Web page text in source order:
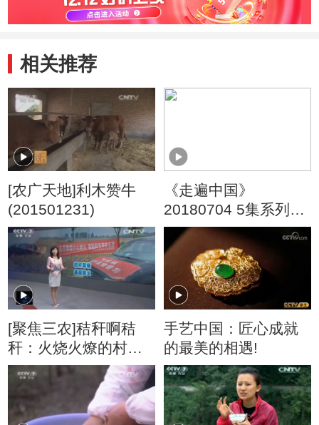
相关推荐
[农广天地]利木赞牛
(201501231)
《走遍中国》
20180704 5集系列片
《大国基业——中国
之盾》（3）铸盾为矛
[聚焦三农]秸秆啊秸
秆：火烧火燎的村干
部
手艺中国：匠心成就
的最美的相遇!